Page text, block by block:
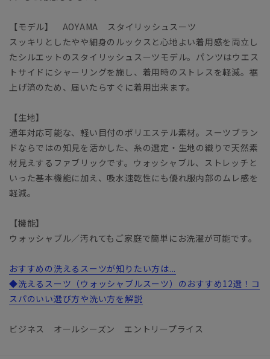
【モデル】 AOYAMA スタイリッシュスーツ
スッキリとしたやや細身のルックスと心地よい着用感を両立し
たシルエットのスタイリッシュスーツモデル。パンツはウエス
トサイドにシャーリングを施し、着用時のストレスを軽減。裾
上げ済のため、届いたらすぐに着用出来ます。
【生地】
通年対応可能な、軽い目付のポリエステル素材。スーツブラン
ドならではの知見を活かした、糸の選定・生地の織りで天然素
材見えするファブリックです。ウォッシャブル、ストレッチと
いった基本機能に加え、吸水速乾性にも優れ服内部のムレ感を
軽減。
【機能】
ウォッシャブル／汚れてもご家庭で簡単にお洗濯が可能です。
おすすめの洗えるスーツが知りたい方は...
◆洗えるスーツ（ウォッシャブルスーツ）のおすすめ12選！コ
スパのいい選び方や洗い方を解説
ビジネス オールシーズン エントリープライス